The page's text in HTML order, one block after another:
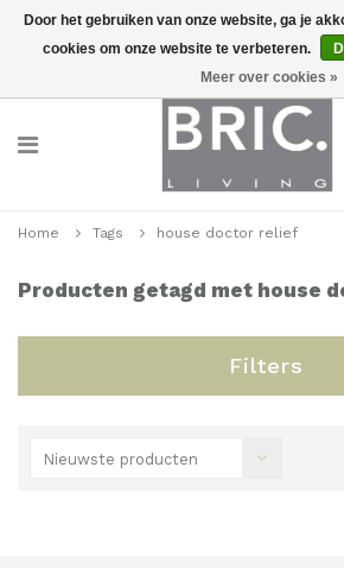
Home Tags house doctor relief
Producten getagd met house
Filters
Nieuwste producten
Door het gebruiken van onze website, ga je
cookies om onze website te verbeteren.
Meer over cookies »